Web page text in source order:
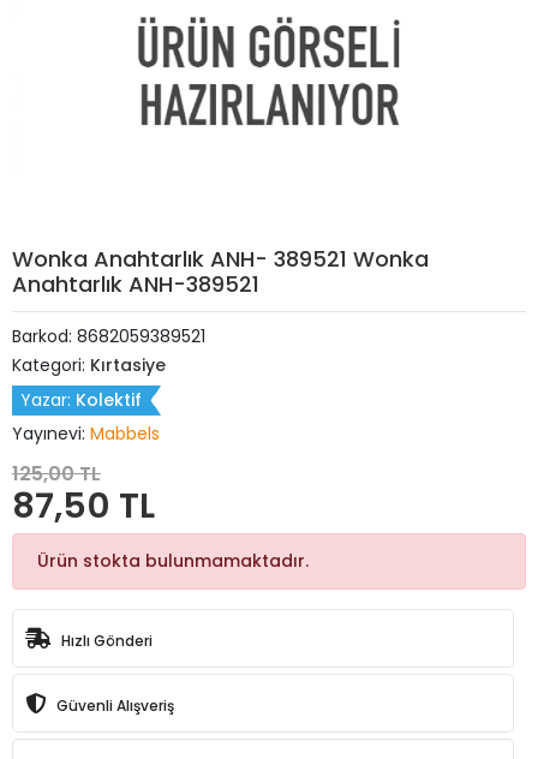
Wonka Anahtarlık ANH- 389521 Wonka
Anahtarlık ANH-389521
Barkod: 8682059389521
Kategori: Kırtasiye
Yazar: Kolektif
Yayınevi: Mabbels
125,00 TL
87,50 TL
Ürün stokta bulunmamaktadır.
Hızlı Gönderi
Güvenli Alışveriş